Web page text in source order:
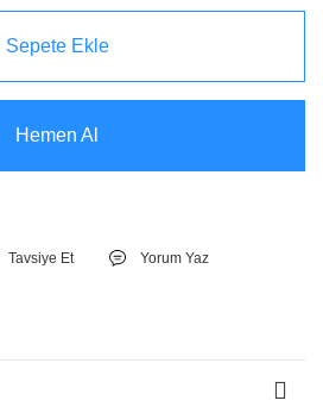
Sepete Ekle
Hemen Al
Tavsiye Et Yorum Yaz